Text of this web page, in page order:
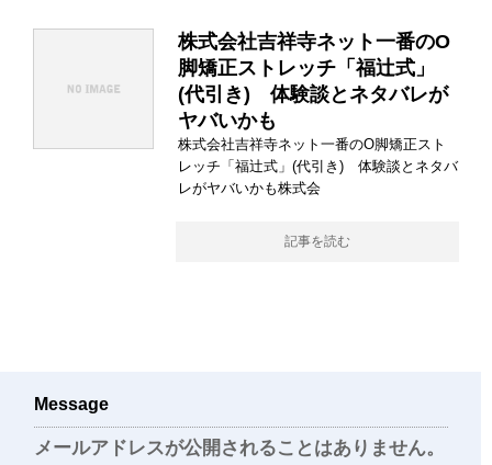
株式会社吉祥寺ネット一番のO
脚矯正ストレッチ「福辻式」
(代引き) 体験談とネタバレが
ヤバいかも
株式会社吉祥寺ネット一番のO脚矯正スト
レッチ「福辻式」(代引き) 体験談とネタバ
レがヤバいかも株式会
記事を読む
Message
メールアドレスが公開されることはありません。